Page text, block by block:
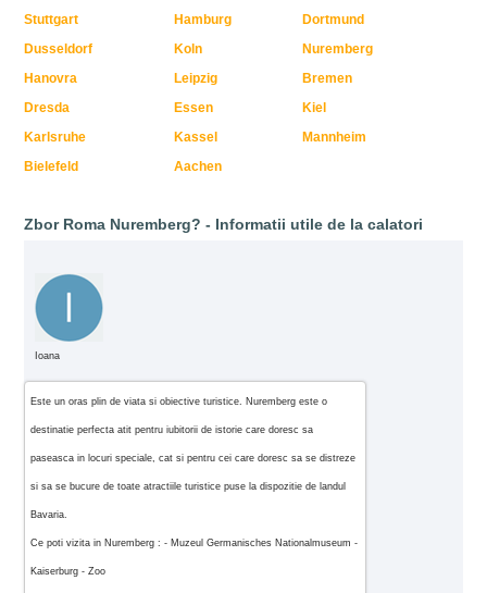
Stuttgart
Hamburg
Dortmund
Dusseldorf
Koln
Nuremberg
Hanovra
Leipzig
Bremen
Dresda
Essen
Kiel
Karlsruhe
Kassel
Mannheim
Bielefeld
Aachen
Zbor Roma Nuremberg? - Informatii utile de la calatori
Ioana
Este un oras plin de viata si obiective turistice. Nuremberg este o
destinatie perfecta atit pentru iubitorii de istorie care doresc sa
paseasca in locuri speciale, cat si pentru cei care doresc sa se distreze
si sa se bucure de toate atractiile turistice puse la dispozitie de landul
Bavaria.
Ce poti vizita in Nuremberg : - Muzeul Germanisches Nationalmuseum -
Kaiserburg - Zoo